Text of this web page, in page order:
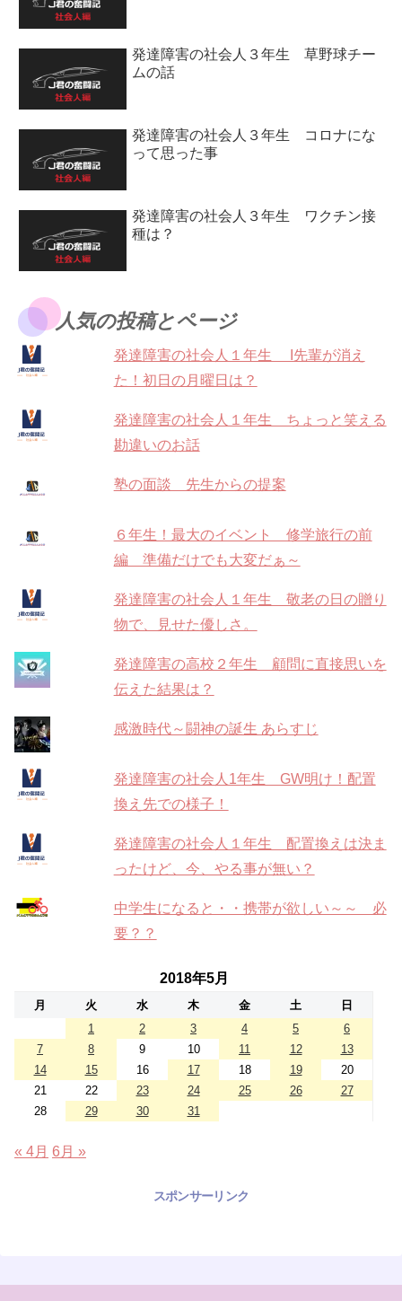
発達障害の社会人３年生 草野球チー
ムの話
発達障害の社会人３年生 コロナにな
って思った事
発達障害の社会人３年生 ワクチン接
種は？
人気の投稿とページ
発達障害の社会人１年生 I先輩が消え
た！初日の月曜日は？
発達障害の社会人１年生 ちょっと笑える
勘違いのお話
塾の面談 先生からの提案
６年生！最大のイベント 修学旅行の前
編 準備だけでも大変だぁ～
発達障害の社会人１年生 敬老の日の贈り
物で、見せた優しさ。
発達障害の高校２年生 顧問に直接思いを
伝えた結果は？
感激時代～闘神の誕生 あらすじ
発達障害の社会人1年生 GW明け！配置
換え先での様子！
発達障害の社会人１年生 配置換えは決ま
ったけど、今、やる事が無い？
中学生になると・・携帯が欲しい～～ 必
要？？
2018年5月
月 火 水 木 金 土
日
1
2 3 4 5
6
7
8 9 10 11 12
13
14
15 16 17 18 19
20
21
22 23 24 25 26
27
28
29 30 31
« 4月 6月 »
スポンサーリンク